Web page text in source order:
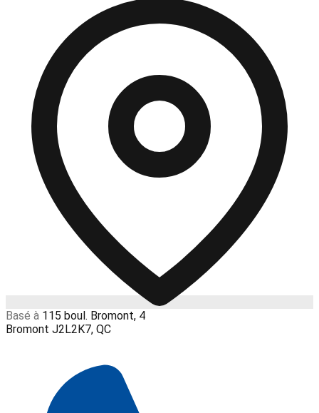
Basé à 115 boul. Bromont, 4
Bromont J2L2K7, QC